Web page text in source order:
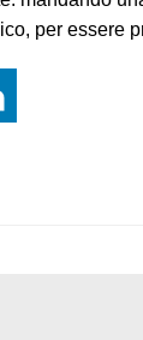
per essere